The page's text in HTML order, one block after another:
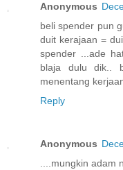
Anonymous
beli spender pun
duit kerajaan =
spender ...ade
blaja dulu dik..
menentang
Reply
Anonymous
....mungkin adam